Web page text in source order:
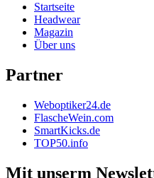
Startseite
Headwear
Magazin
Über uns
Partner
Weboptiker24.de
FlascheWein.com
SmartKicks.de
TOP50.info
Mit unserm